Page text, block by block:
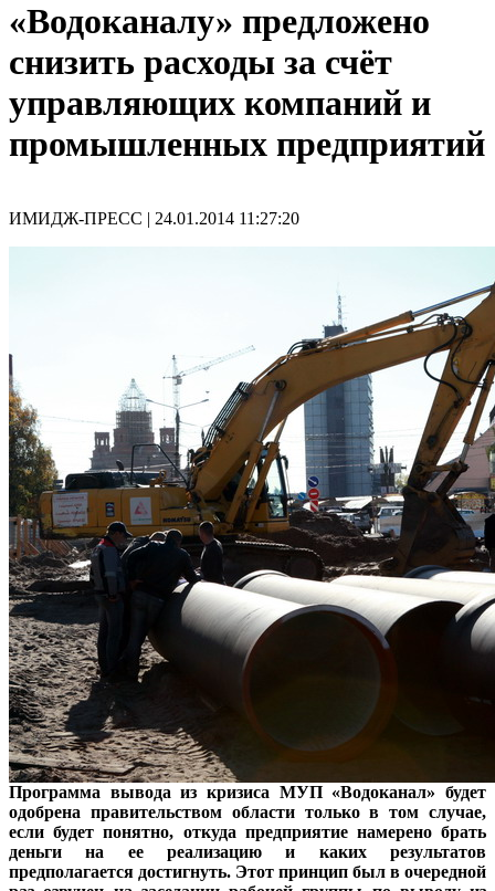
«Водоканалу» предложено
снизить расходы за счёт
управляющих компаний и
промышленных предприятий
ИМИДЖ-ПРЕСС | 24.01.2014 11:27:20
Программа вывода из кризиса МУП «Водоканал» будет
одобрена правительством области только в том случае,
если будет понятно, откуда предприятие намерено брать
деньги на ее реализацию и каких результатов
предполагается достигнуть. Этот принцип был в очередной